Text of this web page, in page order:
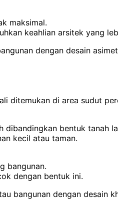
maksimal.
keahlian arsitek yang
dengan desain
ditemukan di area sudut
dibandingkan bentuk tanah
kecil atau taman.
bangunan.
dengan bentuk ini.
bangunan dengan desain